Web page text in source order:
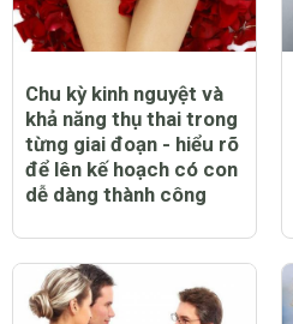
Chu kỳ kinh nguyệt và
khả năng thụ thai trong
từng giai đoạn - hiểu rõ
để lên kế hoạch có con
dễ dàng thành công